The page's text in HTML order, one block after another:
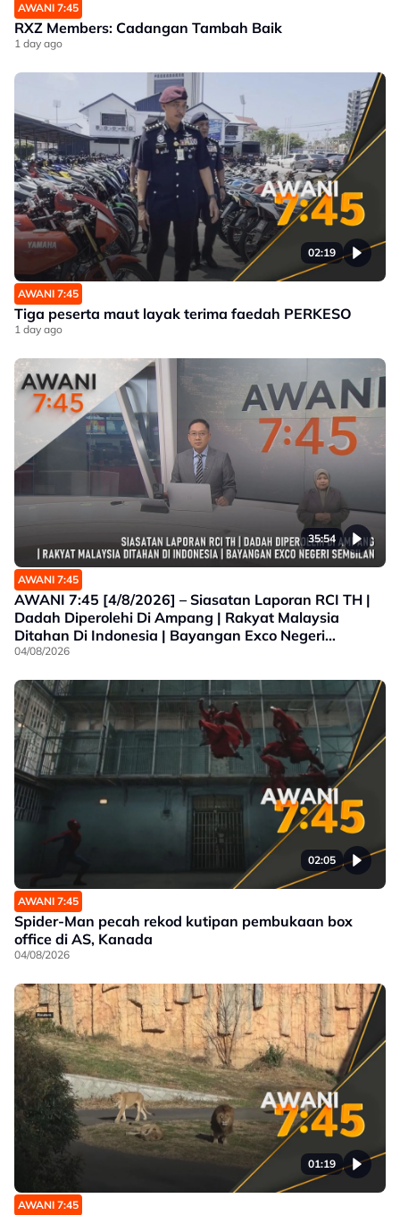
AWANI 7:45
RXZ Members: Cadangan Tambah Baik
1 day ago
02:19
AWANI 7:45
Tiga peserta maut layak terima faedah PERKESO
1 day ago
35:54
AWANI 7:45
AWANI 7:45 [4/8/2026] – Siasatan Laporan RCI TH |
Dadah Diperolehi Di Ampang | Rakyat Malaysia
Ditahan Di Indonesia | Bayangan Exco Negeri
Sembilan
04/08/2026
02:05
AWANI 7:45
Spider-Man pecah rekod kutipan pembukaan box
office di AS, Kanada
04/08/2026
01:19
AWANI 7:45